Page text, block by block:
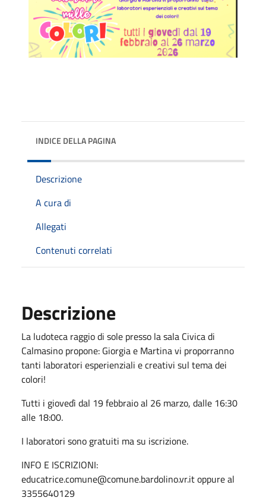
INDICE DELLA PAGINA
Descrizione
A cura di
Allegati
Contenuti correlati
Descrizione
La ludoteca raggio di sole presso la sala Civica di
Calmasino propone: Giorgia e Martina vi proporranno
tanti laboratori esperienziali e creativi sul tema dei
colori!
Tutti i giovedì dal 19 febbraio al 26 marzo, dalle 16:30
alle 18:00.
I laboratori sono gratuiti ma su iscrizione.
INFO E ISCRIZIONI:
educatrice.comune@comune.bardolino.vr.it oppure al
3355640129